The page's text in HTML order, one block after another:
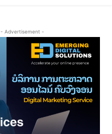
- Advertisement -